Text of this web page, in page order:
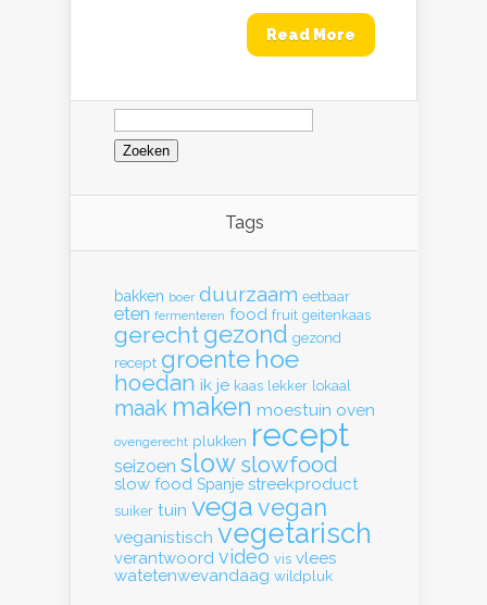
Read More
Zoeken
naar:
Tags
bakken boer duurzaam eetbaar
eten fermenteren food fruit geitenkaas
gerecht gezond gezond
recept groente hoe
hoedan ik je kaas lekker lokaal
maak maken moestuin oven
ovengerecht plukken recept
seizoen slow slowfood
slow food Spanje streekproduct
suiker tuin vega vegan
veganistisch vegetarisch
verantwoord video vis vlees
watetenwevandaag wildpluk